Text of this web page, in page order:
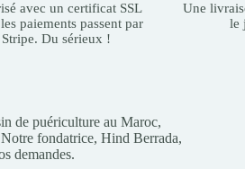
avec un certificat SSL
paiements passent par
Du sérieux !
Une
le
de puériculture au Maroc,
fondatrice, Hind Berrada,
demandes.